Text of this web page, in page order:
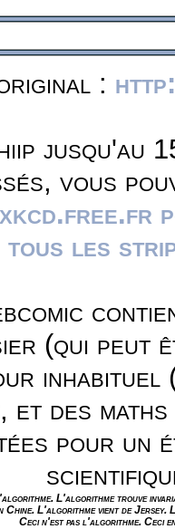
:
jusqu'au
vous
tous les
(qui peut
inhabituel
des maths
pour un
L'algorithme trouve
Chine. L'algorithme vient de Jersey.
Ceci n'est pas l'algorithme. Ceci